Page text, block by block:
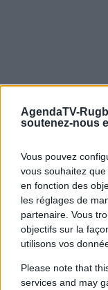
AgendaTV-
soutenez-nous
Vous pouvez
vous souhaitez
en fonction des
les réglages de
partenaire. Vous
objectifs sur la
utilisons vos
Please note that
services and may